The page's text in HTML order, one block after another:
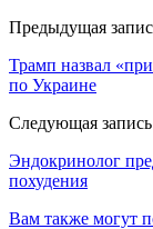
Предыдущая
Трамп назвал
по Украине
Следующая запись
Эндокринолог
похудения
Вам также могут